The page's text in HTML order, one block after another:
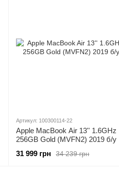
Артикул: 100300114-22
Apple MacBook Air 13'' 1.6GHz
256GB Gold (MVFN2) 2019 б/у
34 239 грн
31 999 грн